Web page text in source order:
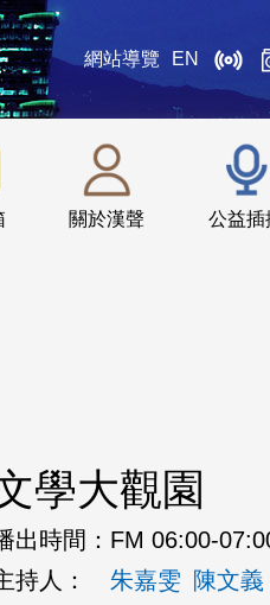
網站導覽 EN
關於漢聲 公益插
學大觀園
出時間： FM 06:00-
持人：
朱嘉雯 陳文義